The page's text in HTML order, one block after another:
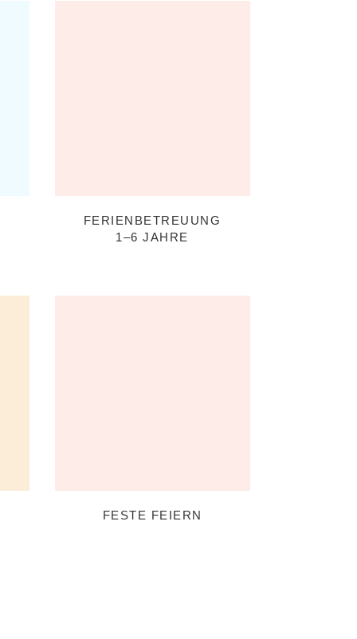
FERIENBETREUUNG
1–6 JAHRE
FESTE FEIERN